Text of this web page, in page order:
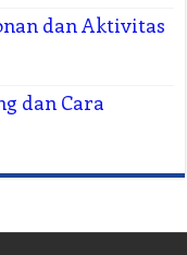
dan Aktivitas
dan Cara